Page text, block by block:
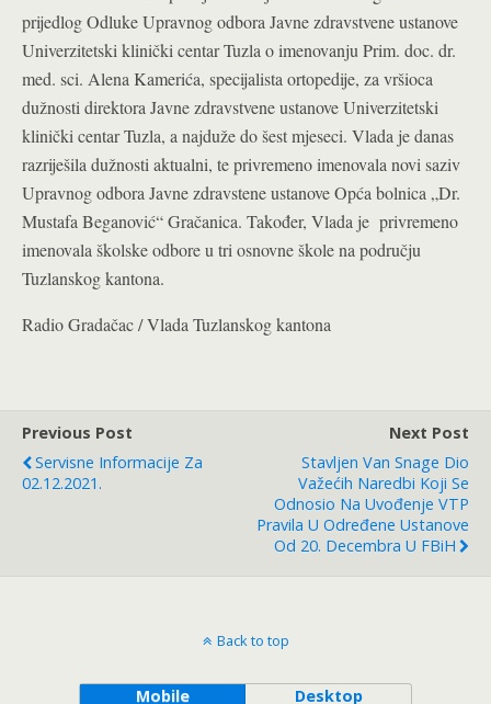
prijedlog Odluke Upravnog odbora Javne zdravstvene ustanove
Univerzitetski klinički centar Tuzla o imenovanju Prim. doc. dr.
med. sci. Alena Kamerića, specijalista ortopedije, za vršioca
dužnosti direktora Javne zdravstvene ustanove Univerzitetski
klinički centar Tuzla, a najduže do šest mjeseci. Vlada je danas
razriješila dužnosti aktualni, te privremeno imenovala novi saziv
Upravnog odbora Javne zdravstene ustanove Opća bolnica „Dr.
Mustafa Beganović“ Gračanica. Također, Vlada je privremeno
imenovala školske odbore u tri osnovne škole na području
Tuzlanskog kantona.
Radio Gradačac / Vlada Tuzlanskog kantona
Previous Post
Servisne Informacije Za
02.12.2021.
Next Post
Stavljen Van Snage Dio
Važećih Naredbi Koji Se
Odnosio Na Uvođenje VTP
Pravila U Određene Ustanove
Od 20. Decembra U FBiH
Back to top
Mobile Desktop